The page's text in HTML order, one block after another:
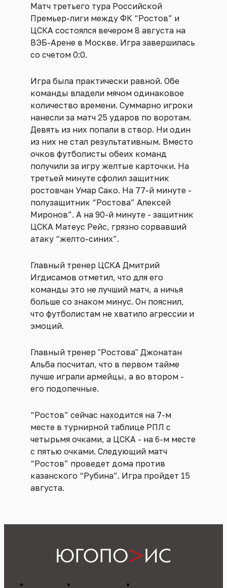
Матч третьего тура Российской
Премьер-лиги между ФК “Ростов” и
ЦСКА состоялся вечером 8 августа на
ВЭБ-Арене в Москве. Игра завершилась
со счетом 0:0.
Игра была практически равной. Обе
команды владели мячом одинаковое
количество времени. Суммарно игроки
нанесли за матч 25 ударов по воротам.
Девять из них попали в створ. Ни один
из них не стал результативным. Вместо
очков футболисты обеих команд
получили за игру желтые карточки. На
третьей минуте сфолил защитник
ростовчан Умар Сако. На 77-й минуте -
полузащитник “Ростова” Алексей
Миронов”. А на 90-й минуте - защитник
ЦСКА Матеус Рейс, грязно сорвавший
атаку “желто-синих”.
Главный тренер ЦСКА Дмитрий
Игдисамов отметил, что для его
команды это не лучший матч, а ничья
больше со знаком минус. Он пояснил,
что футболистам не хватило агрессии и
эмоций.
Главный тренер "Ростова" Джонатан
Альба посчитал, что в первом тайме
лучше играли армейцы, а во втором -
его подопечные.
“Ростов” сейчас находится на 7-м
месте в турнирной таблице РПЛ с
четырьмя очками, а ЦСКА - на 6-м месте
с пятью очками. Следующий матч
“Ростов” проведет дома против
казанского “Рубина”. Игра пройдет 15
августа.